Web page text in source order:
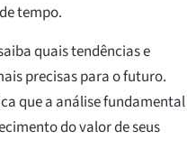
tempo.
quais tendências e
precisas para o futuro.
que a análise fundamental
do valor de seus